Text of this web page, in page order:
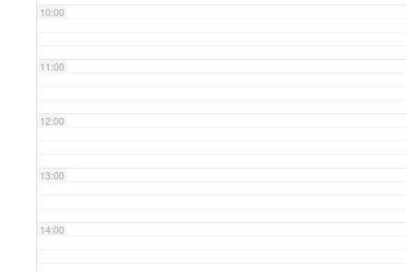
10:00
11:00
12:00
13:00
14:00